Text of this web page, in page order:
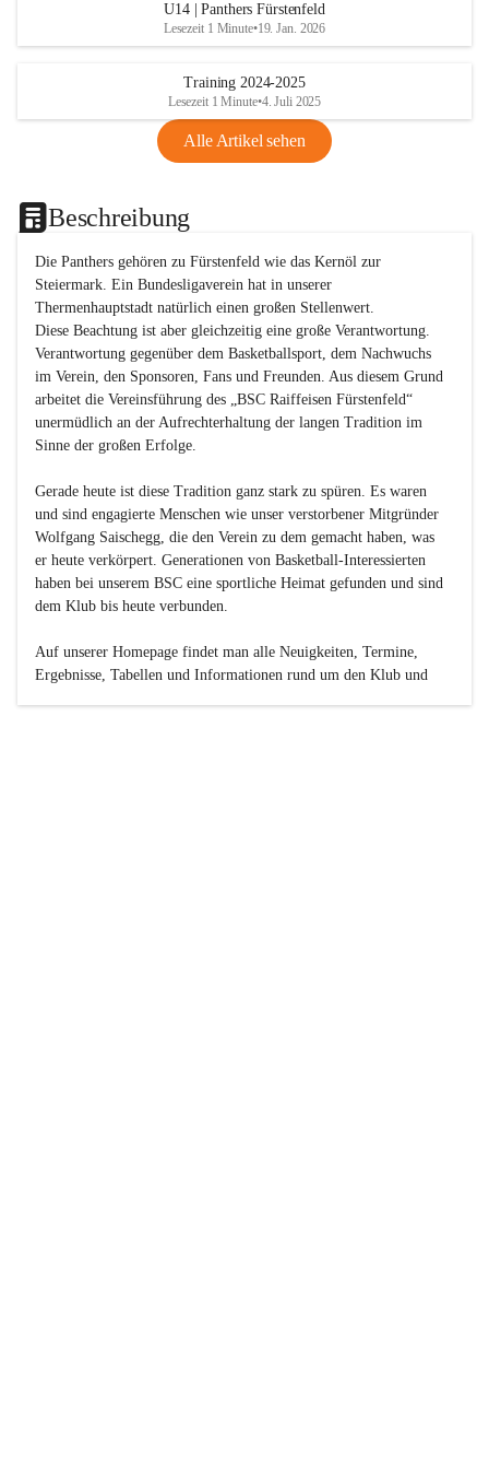
U14 | Panthers Fürstenfeld
Lesezeit 1 Minute•19. Jan. 2026
Training 2024-2025
Lesezeit 1 Minute•4. Juli 2025
Alle Artikel sehen
Beschreibung
Die Panthers gehören zu Fürstenfeld wie das Kernöl zur
Steiermark. Ein Bundesligaverein hat in unserer
Thermenhauptstadt natürlich einen großen Stellenwert.
Diese Beachtung ist aber gleichzeitig eine große Verantwortung.
Verantwortung gegenüber dem Basketballsport, dem Nachwuchs
im Verein, den Sponsoren, Fans und Freunden. Aus diesem Grund
arbeitet die Vereinsführung des „BSC Raiffeisen Fürstenfeld“
unermüdlich an der Aufrechterhaltung der langen Tradition im
Sinne der großen Erfolge.
Gerade heute ist diese Tradition ganz stark zu spüren. Es waren
und sind engagierte Menschen wie unser verstorbener Mitgründer
Wolfgang Saischegg, die den Verein zu dem gemacht haben, was
er heute verkörpert. Generationen von Basketball-Interessierten
haben bei unserem BSC eine sportliche Heimat gefunden und sind
dem Klub bis heute verbunden.
Auf unserer Homepage findet man alle Neuigkeiten, Termine,
Ergebnisse, Tabellen und Informationen rund um den Klub und